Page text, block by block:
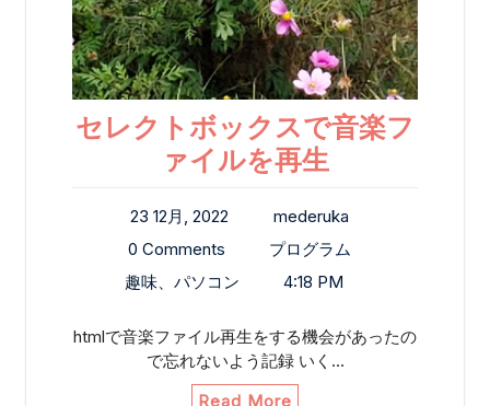
セレクトボックスで音楽フ
ァイルを再生
23 12月, 2022
mederuka
0 Comments
プログラム
趣味、パソコン
4:18 PM
htmlで音楽ファイル再生をする機会があったの
で忘れないよう記録 いく…
Read More